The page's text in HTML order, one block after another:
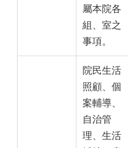
屬本院各
組、室之
事項。
院民生活
照顧、個
案輔導、
自治管
理、生活